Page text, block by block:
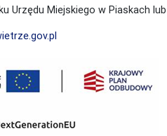
Urzędu Miejskiego w Piaskach